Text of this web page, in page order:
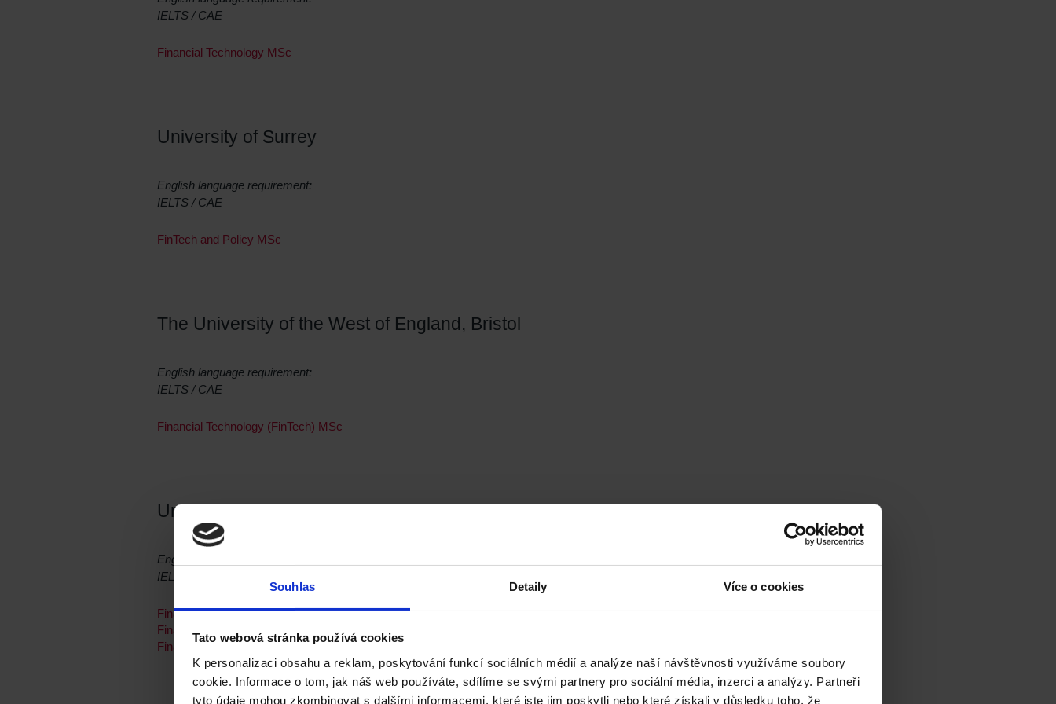
Souhlas Detaily Více o cookies
Tato webová stránka používá cookies
K personalizaci obsahu a reklam, poskytování funkcí sociálních médií a analýze naší návštěvnosti využíváme soubory
cookie. Informace o tom, jak náš web používáte, sdílíme se svými partnery pro sociální média, inzerci a analýzy. Partneři
tyto údaje mohou zkombinovat s dalšími informacemi, které jste jim poskytli nebo které získali v důsledku toho, že
IELTS / CAE
Financial Technology MSc
University of Surrey
English language requirement:
IELTS / CAE
FinTech and Policy MSc
The University of the West of England, Bristol
English language requirement:
IELTS / CAE
Financial Technology (FinTech) MSc
University of Essex
English language requirement:
IELTS / CAE
Financial Technology (Computer Science) MSc
Financial Technology (Economics) MSc
Financial Technology (Finance) MSc